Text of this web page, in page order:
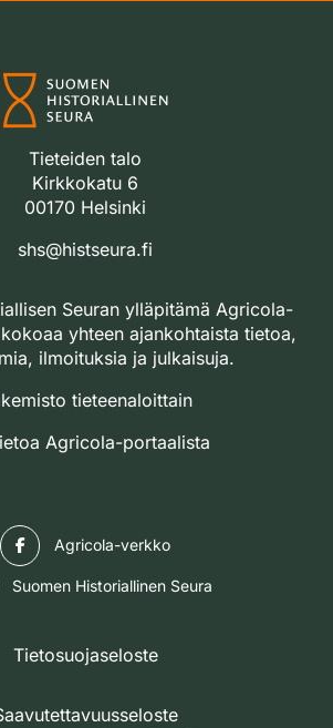
Tieteiden talo
Kirkkokatu 6
00170 Helsinki
shs@histseura.fi
Seuran ylläpitämä Agricola-
yhteen ajankohtaista tietoa,
ilmoituksia ja julkaisuja.
tieteenaloittain
Agricola-portaalista
Agricola-verkko
Suomen Historiallinen Seura
Tietosuojaseloste